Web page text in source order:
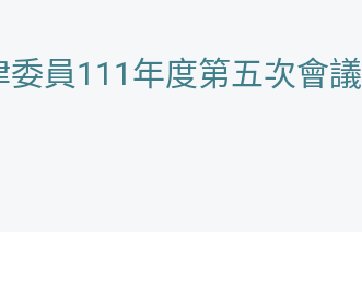
員111年度第五次會議